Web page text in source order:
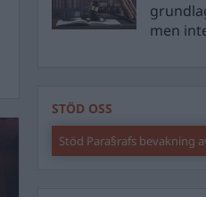
men
STÖD OSS
Stöd Para§rafs bevakning